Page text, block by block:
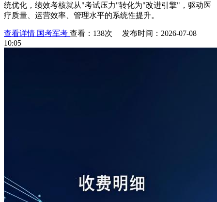
统优化，绩效考核就从"考试压力"转化为"改进引擎"，驱动医
疗质量、运营效率、管理水平的系统性提升。
查看详情 国考军考 查看：138次 发布时间：2026-07-08
10:05